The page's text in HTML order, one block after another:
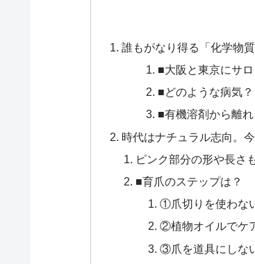
誰もがなり得る「化学物質
■大阪と東京にサ
■どのような病気？
■有機溶剤から離
時代はナチュラル志向。
ピンク部分の形や長さ
■育爪のステップは？
①爪切りを使わな
②植物オイルでケ
③爪を道具にしな